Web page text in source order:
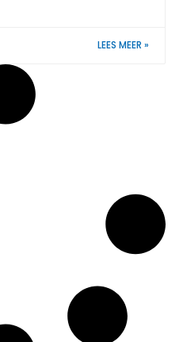
LEES MEER »